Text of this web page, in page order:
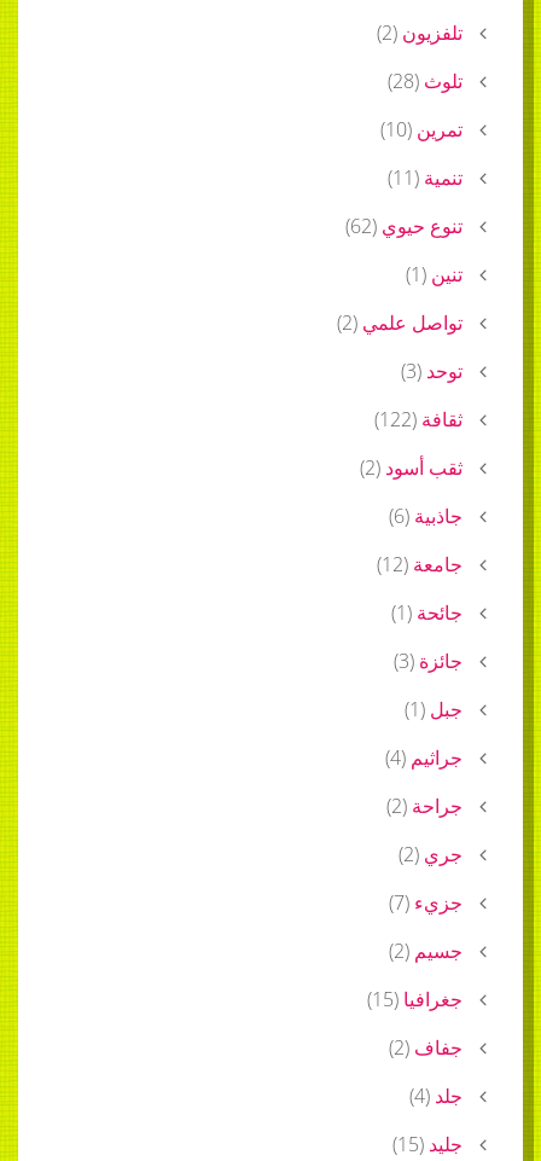
تلفزيون (
2
)
تلوث (
28
)
تمرين (
10
)
تنمية (
11
)
تنوع حيوي (
62
)
تنين (
1
)
تواصل علمي (
2
)
توحد (
3
)
ثقافة (
122
)
ثقب أسود (
2
)
جاذبية (
6
)
جامعة (
12
)
جائحة (
1
)
جائزة (
3
)
جبل (
1
)
جراثيم (
4
)
جراحة (
2
)
جري (
2
)
جزيء (
7
)
جسيم (
2
)
جغرافيا (
15
)
جفاف (
2
)
جلد (
4
)
جليد (
15
)